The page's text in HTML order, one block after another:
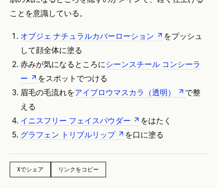
ことを意識している。
オブジェ ナチュラルカバーローション
をプッシュ
して顔全体に塗る
赤みが気になるところにシーンスチール コンシーラ
ー
をスポットでつける
眉毛の毛流れをアイブロウマスカラ（透明）
で整
える
イニスフリー フェイスパウダー
をはたく
グラフェン トリプルリップ
を口に塗る
Xでシェア リンクをコピー